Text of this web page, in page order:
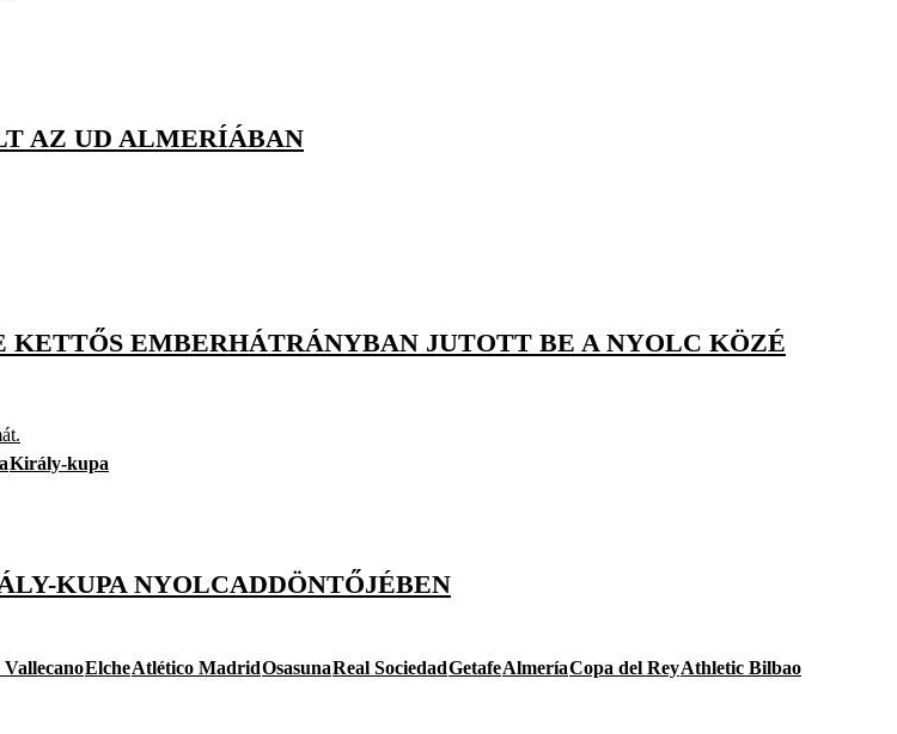
AZ UD ALMERÍÁBAN
KETTŐS EMBERHÁTRÁNYBAN JUTOTT BE A NYOLC KÖZÉ
Király-kupa
KUPA NYOLCADDÖNTŐJÉBEN
VallecanoElcheAtlético MadridOsasunaReal SociedadGetafeAlmeríaCopa del ReyAthletic Bilbao